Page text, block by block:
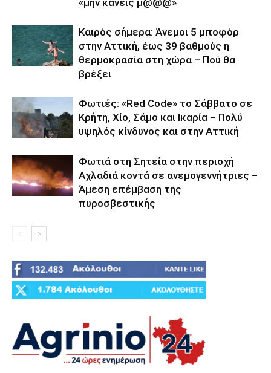
Καιρός σήμερα: Άνεμοι 5 μποφόρ
στην Αττική, έως 39 βαθμούς η
θερμοκρασία στη χώρα – Πού θα
βρέξει
Φωτιές: «Red Code» το Σάββατο σε
Κρήτη, Χίο, Σάμο και Ικαρία – Πολύ
υψηλός κίνδυνος και στην Αττική
Φωτιά στη Σητεία στην περιοχή
Αχλαδιά κοντά σε ανεμογεννήτριες –
Άμεση επέμβαση της
πυροσβεστικής